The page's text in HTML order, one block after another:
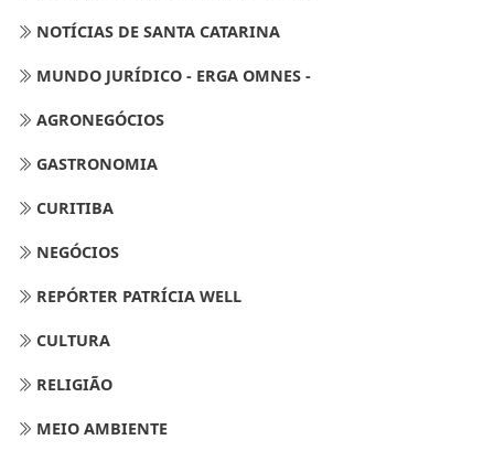
NOTÍCIAS DE SANTA CATARINA
MUNDO JURÍDICO - ERGA OMNES -
AGRONEGÓCIOS
GASTRONOMIA
CURITIBA
NEGÓCIOS
REPÓRTER PATRÍCIA WELL
CULTURA
RELIGIÃO
MEIO AMBIENTE